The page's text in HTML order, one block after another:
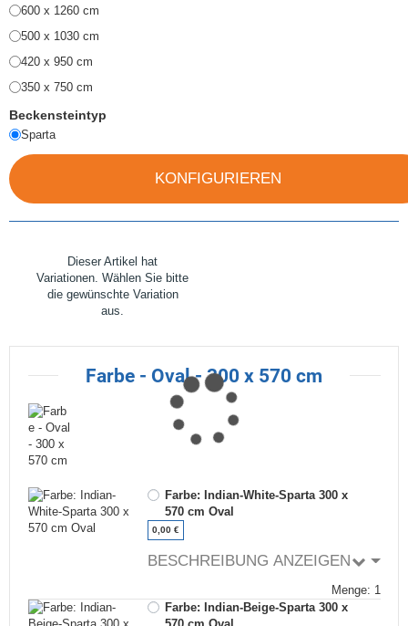
600 x 1260 cm
500 x 1030 cm
420 x 950 cm
350 x 750 cm
Beckensteintyp
Sparta
KONFIGURIEREN
Dieser Artikel hat
Variationen. Wählen Sie bitte
die gewünschte Variation
aus.
Farbe - Oval - 300 x 570 cm
Farbe: Indian-White-Sparta 300 x
570 cm Oval
0,00 €
BESCHREIBUNG ANZEIGEN
Menge: 1
Farbe: Indian-Beige-Sparta 300 x